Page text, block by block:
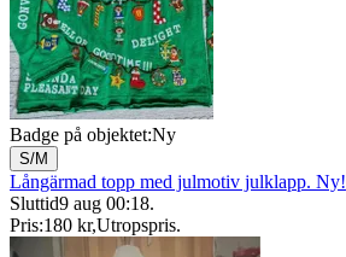
Badge på objektet:Ny
S/M
Långärmad topp med julmotiv julklapp. Ny!
Sluttid9 aug 00:18.
Pris:180 kr,Utropspris.